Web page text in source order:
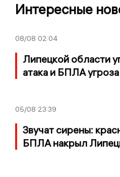
Интересные
08/08 02:04
Липецкой области
атака и БПЛА угроза
05/08 23:39
Звучат сирены:
БПЛА накрыл